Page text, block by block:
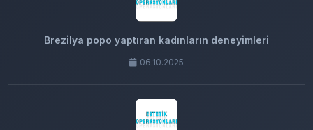
Brezilya popo yaptıran kadınların deneyimleri
06.10.2025